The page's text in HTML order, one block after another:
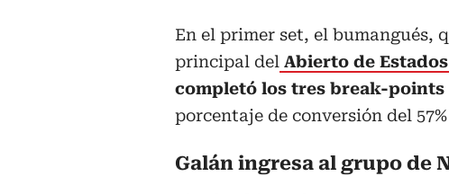
En el primer set, el bumangués,
principal del Abierto de
completó los tres break-points
porcentaje de conversión del
Galán ingresa al grupo de